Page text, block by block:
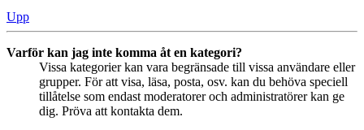
Upp
Varför kan jag inte komma åt en kategori?
Vissa kategorier kan vara begränsade till vissa användare eller
grupper. För att visa, läsa, posta, osv. kan du behöva speciell
tillåtelse som endast moderatorer och administratörer kan ge
dig. Pröva att kontakta dem.